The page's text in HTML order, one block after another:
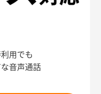
用でも
音声通話